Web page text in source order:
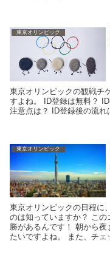
東京オリンピック
東京オリンピックの観戦チ
すよね。 ID登録は無料？
注意点は？ ID登録後の流れ
東京オリンピック
東京オリンピックの日程に
のは知っていますか？ こ
勝があるんです！ 朝から
たいですよね。 また、チェ